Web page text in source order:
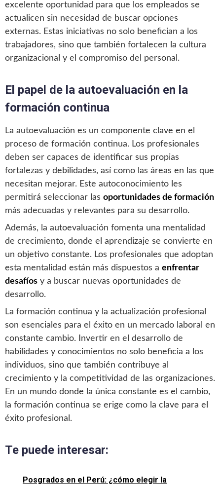
excelente oportunidad para que los empleados se
actualicen sin necesidad de buscar opciones
externas. Estas iniciativas no solo benefician a los
trabajadores, sino que también fortalecen la cultura
organizacional y el compromiso del personal.
El papel de la autoevaluación en la
formación continua
La autoevaluación es un componente clave en el
proceso de formación continua. Los profesionales
deben ser capaces de identificar sus propias
fortalezas y debilidades, así como las áreas en las que
necesitan mejorar. Este autoconocimiento les
permitirá seleccionar las oportunidades de formación
más adecuadas y relevantes para su desarrollo.
Además, la autoevaluación fomenta una mentalidad
de crecimiento, donde el aprendizaje se convierte en
un objetivo constante. Los profesionales que adoptan
esta mentalidad están más dispuestos a enfrentar
desafíos y a buscar nuevas oportunidades de
desarrollo.
La formación continua y la actualización profesional
son esenciales para el éxito en un mercado laboral en
constante cambio. Invertir en el desarrollo de
habilidades y conocimientos no solo beneficia a los
individuos, sino que también contribuye al
crecimiento y la competitividad de las organizaciones.
En un mundo donde la única constante es el cambio,
la formación continua se erige como la clave para el
éxito profesional.
Te puede interesar:
Posgrados en el Perú: ¿cómo elegir la